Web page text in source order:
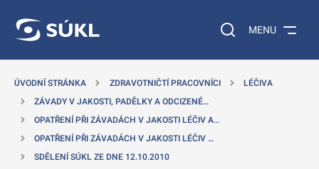
Vyhledávání na
MENU
ÚVODNÍ STRÁNKA ZDRAVOTNIČTÍ PRACOVNÍCI
LÉČIVA
ZÁVADY V JAKOSTI, PADĚLKY A ODCIZENÉ…
OPATŘENÍ PŘI ZÁVADÁCH V JAKOSTI LÉČIV A…
OPATŘENÍ PŘI ZÁVADÁCH V JAKOSTI LÉČIV …
SDĚLENÍ SÚKL ZE DNE 12.10.2010